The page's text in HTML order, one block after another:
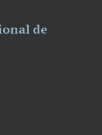
de